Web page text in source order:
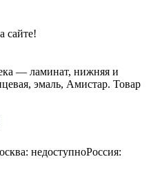
сайте!
— ламинат, нижняя и
эмаль, Амистар. Товар
недоступноРоссия: